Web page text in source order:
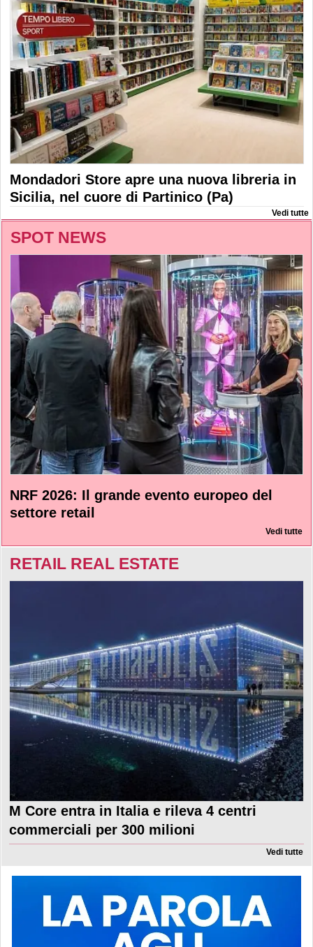
Mondadori Store apre una nuova libreria in
Sicilia, nel cuore di Partinico (Pa)
Vedi tutte
SPOT NEWS
NRF 2026: Il grande evento europeo del
settore retail
Vedi tutte
RETAIL REAL ESTATE
M Core entra in Italia e rileva 4 centri
commerciali per 300 milioni
Vedi tutte